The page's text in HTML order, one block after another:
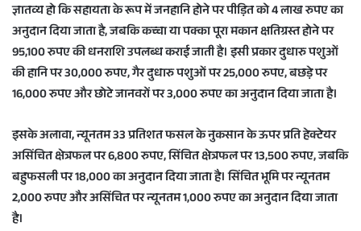
ज्ञातव्य हो कि सहायता के रूप में जनहानि होने पर पीड़ित को 4 लाख रुपए का
अनुदान दिया जाता है, जबकि कच्चा या पक्का पूरा मकान क्षतिग्रस्त होने पर
95,100 रुपए की धनराशि उपलब्ध कराई जाती है। इसी प्रकार दुधारु पशुओं
की हानि पर 30,000 रुपए, गैर दुधारु पशुओं पर 25,000 रुपए, बछड़े पर
16,000 रुपए और छोटे जानवरों पर 3,000 रुपए का अनुदान दिया जाता है।
इसके अलावा, न्यूनतम 33 प्रतिशत फसल के नुकसान के ऊपर प्रति हेक्टेयर
असिंचित क्षेत्रफल पर 6,800 रुपए, सिंचित क्षेत्रफल पर 13,500 रुपए, जबकि
बहुफसली पर 18,000 का अनुदान दिया जाता है। सिंचित भूमि पर न्यूनतम
2,000 रुपए और असिंचित पर न्यूनतम 1,000 रुपए का अनुदान दिया जाता
है।